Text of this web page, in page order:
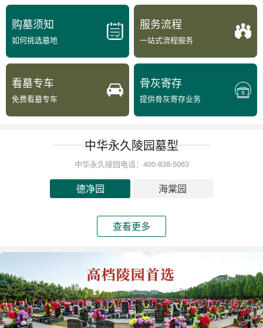
购墓须知
如何挑选墓地
服务流程
一站式流程服务
看墓专车
免费看墓专车
骨灰寄存
提供骨灰寄存业务
中华永久陵园墓型
中华永久陵园电话：400-838-5063
德净园 海棠园
查看更多